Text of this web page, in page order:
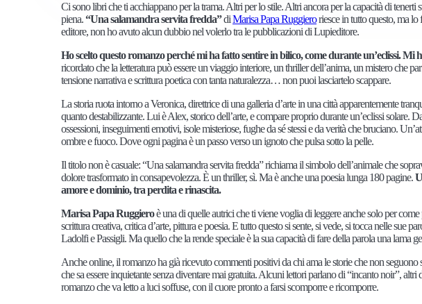
Ci sono libri che ti acchiappano per la trama. Altri per lo stile. Altri ancora per la capacità di
piena.“Una salamandra servita fredda”diMarisa Papa Ruggieroriesce in tutto questo, ma
editore, non ho avuto alcun dubbio nel volerlo tra le pubblicazioni di Lupieditore.
Ho scelto questo romanzo perché mi ha fatto sentire in bilico, come durante un’eclissi. Mi
ricordato che la letteratura può essere un viaggio interiore, un thriller dell’anima, un mistero che
tensione narrativa e scrittura poetica con tanta naturalezza… non puoi lasciartelo scappare.
La storia ruota intorno a Veronica, direttrice di una galleria d’arte in una città apparentemente
quanto destabilizzante. Lui è Alex, storico dell’arte, e compare proprio durante un’eclissi solare.
ossessioni, inseguimenti emotivi, isole misteriose, fughe da sé stessi e da verità che bruciano.
ombre e fuoco. Dove ogni pagina è un passo verso un ignoto che pulsa sotto la pelle.
Il titolo non è casuale: “Una salamandra servita fredda” richiama il simbolo dell’animale che
dolore trasformato in consapevolezza. È un thriller, sì. Ma è anche una poesia lunga 180 pagine.
amore e dominio, tra perdita e rinascita.
Marisa Papa Ruggieroè una di quelle autrici che ti viene voglia di leggere anche solo per
scrittura creativa, critica d’arte, pittura e poesia. E tutto questo si sente, si vede, si tocca nelle sue
Ladolfi e Passigli. Ma quello che la rende speciale è la sua capacità di fare della parola una lama
Anche online, il romanzo ha già ricevuto commenti positivi da chi ama le storie che non seguono
che sa essere inquietante senza diventare mai gratuita. Alcuni lettori parlano di “incanto noir”,
romanzo che va letto a luci soffuse, con il cuore pronto a farsi scomporre e ricomporre.